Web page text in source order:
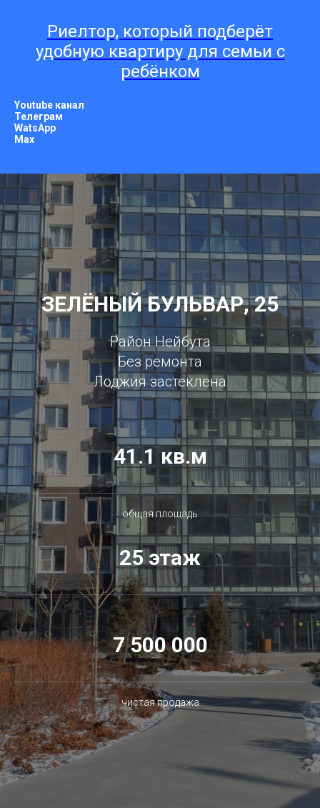
Youtube канал
Телеграм
Риелтор, который подберёт
удобную квартиру для семьи с
ребёнком
WatsApp
Мах
ЗЕЛЁНЫЙ БУЛЬВАР, 25
Район Нейбута
Без ремонта
Лоджия застеклена
41.1 кв.м
общая площадь
25 этаж
7 500 000
чистая продажа